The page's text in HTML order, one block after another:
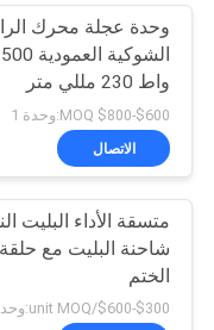
المعمل
مراقبة
الجودة
اتصل
رافعات
33
11
وحدة عجلة محرك
الشوكية
واط 230 مللي متر
$600-$800 MOQ:وحدة 1
الاتصال
متسقة الأداء البليت
شاحنة البليت مع حلقة
الختم
$300-$600/unit MOQ:وحدة 1